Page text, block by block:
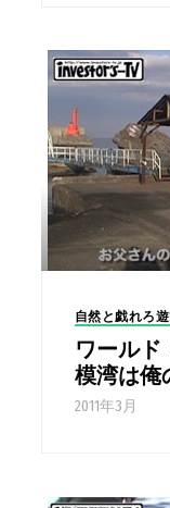
自然と戯れろ
ワール
模湾は俺
2011年3月